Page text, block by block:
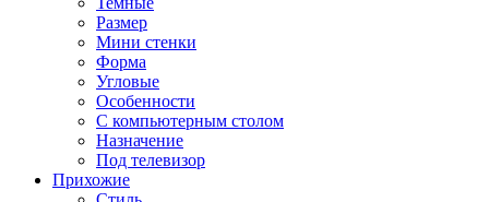
Размер
Мини стенки
Форма
Угловые
Особенности
С компьютерным столом
Назначение
Под телевизор
Прихожие